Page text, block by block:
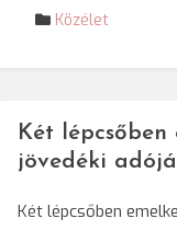
Közélet
Két
jövedéki
Két lépcsőben